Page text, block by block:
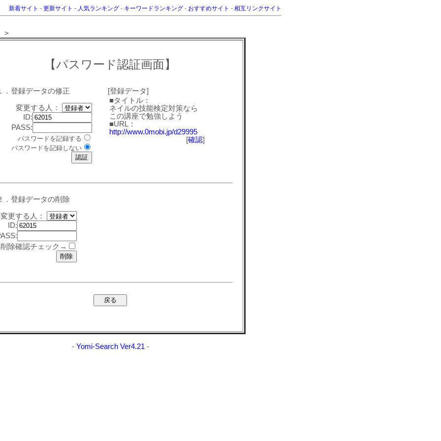
新着サイト - 更新サイト - 人気ランキング- キーワードランキング- おすすめサイト - 相互リンクサイト
【パスワード認証画面】
．登録データの修正
変更する人：
ID:
PASS:
パスワードを記録する
パスワードを記録しない
[登録データ]
■タイトル：
ネイルの技能検定対策なら
この講座で勉強しよう
■URL：
http://www.0mobi.jp/d29995
[確認]
．登録データの削除
変更する人：
ID:
削除確認チェック→
- Yomi-Search Ver4.21-